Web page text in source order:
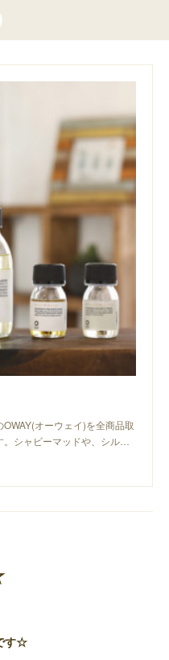
オーウェイ)を全商品取
。シャビーマッドや、シル…
す☆